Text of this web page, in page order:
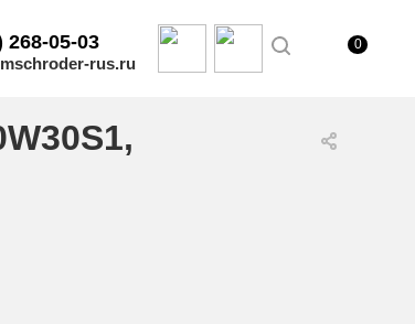
268-05-03
rus.ru
0